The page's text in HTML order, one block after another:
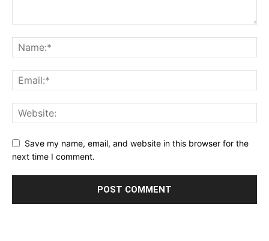
Save my name, email, and website in this browser for the
next time I comment.